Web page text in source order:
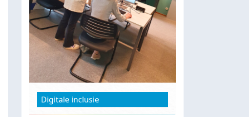
Digitale inclusie